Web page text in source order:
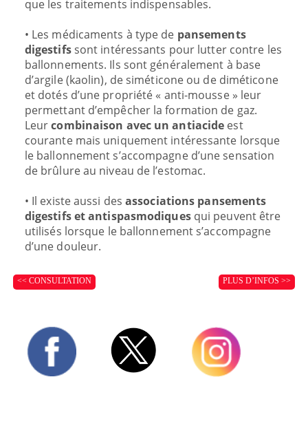
que les traitements indispensables.
• Les médicaments à type de pansements
digestifssont intéressants pour lutter contre les
ballonnements. Ils sont généralement à base
d’argile (kaolin), de siméticone ou de diméticone
et dotés d’une propriété « anti-mousse » leur
permettant d’empêcher la formation de gaz.
Leurcombinaison avec un antiacide est
courante mais uniquement intéressante lorsque
le ballonnement s’accompagne d’une sensation
de brûlure au niveau de l’estomac.
• Il existe aussi desassociations pansements
digestifs et antispasmodiquesqui peuvent être
utilisés lorsque le ballonnement s’accompagne
d’une douleur.
<< CONSULTATION PLUS D’INFOS >>